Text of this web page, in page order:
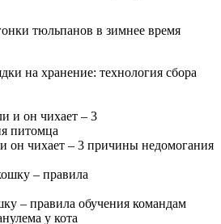
тюльпанов в зимнее время
на хранение: технология сбора
он чихает – 3 причины недомогания
– правила обучения командам